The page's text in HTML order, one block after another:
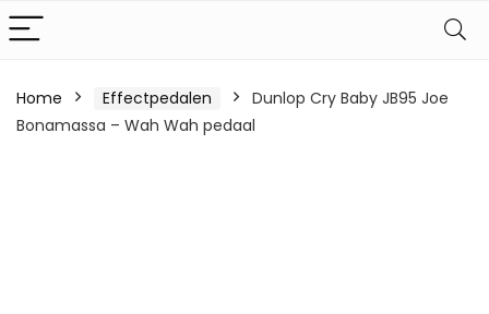
Home Effectpedalen
Dunlop Cry Baby JB95 Joe
Bonamassa – Wah Wah pedaal